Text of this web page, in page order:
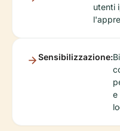
utenti
Sensibilizzazione:
e